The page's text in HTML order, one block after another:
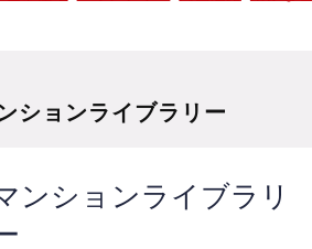
ションライブラリー
ンションライブラリ